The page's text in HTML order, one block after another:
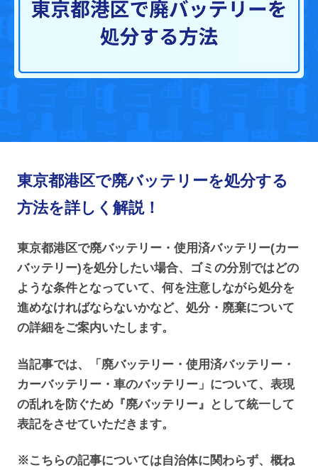
東京都港区で廃バッテリーを処分する
方法を詳しく解説！
東京都港区で廃バッテリー・使用済バッテリー(カー
バッテリー)を処分したい場合、ゴミの分別ではどの
ような条件となっていて、何を注意しながら処分を
進めなければならないかなど、処分・廃棄について
の詳細をご案内いたします。
当記事では、「廃バッテリー・使用済バッテリー・
カーバッテリー・車のバッテリー」について、表現
の乱れを防ぐため『廃バッテリー』として統一して
表記をさせていただきます。
※こちらの記事については自治体に関わらず、概ね